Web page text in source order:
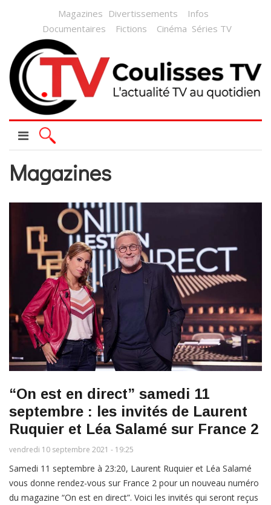
Magazines Divertissements
Infos
Documentaires
Fictions Cinéma Séries TV
Magazines
“On est en direct” samedi 11
septembre : les invités de Laurent
Ruquier et Léa Salamé sur France 2
vendredi 10 septembre 2021 - 19:25
Samedi 11 septembre à 23:20, Laurent Ruquier et Léa Salamé
vous donne rendez-vous sur France 2 pour un nouveau numéro
du magazine “On est en direct”. Voici les invités qui seront reçus